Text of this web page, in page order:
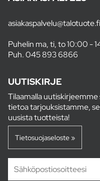
asiakaspalvelu@talotuote.fi
Puhelin ma, ti, to 10:00 -
Puh.045 893 6866
UUTISKIRJE
Tilaamalla uutiskirjeemme
tietoa tarjouksistamme,
uusista tuotteista!
Tietosuojaseloste »